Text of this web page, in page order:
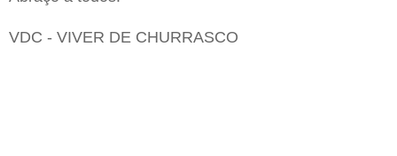
VDC - VIVER DE CHURRASCO